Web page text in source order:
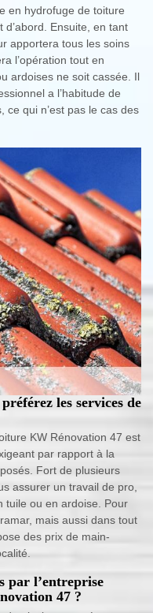
en hydrofuge de toiture
Ensuite, en tant
apportera tous les soins
l’opération tout en
ardoises ne soit cassée. Il
a l’habitude de
ce qui n’est pas le cas des
les services de
KW Rénovation 47 est
par rapport à la
Fort de plusieurs
assurer un travail de pro,
tuile ou en ardoise. Pour
mais aussi dans tout
des prix de main-
par l’entreprise
47 ?